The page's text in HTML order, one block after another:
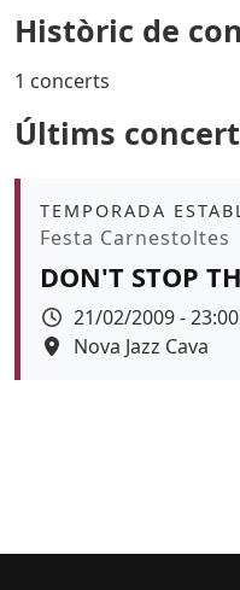
Històric de
1 concerts
Últims
Àmbit
TEMPORADA
Promoció
Festa Carnestoltes
DON'T STOP
Data
21/02/2009 - 23:00
Espai
Nova Jazz Cava